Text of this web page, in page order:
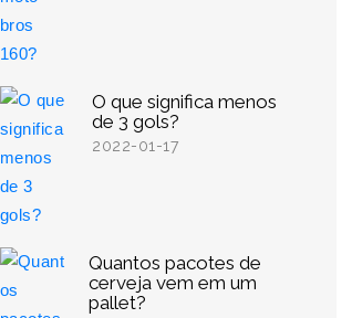
O que significa menos
de 3 gols?
2022-01-17
Quantos pacotes de
cerveja vem em um
pallet?